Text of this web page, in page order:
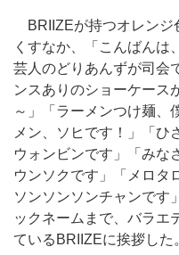
BRIIZEが持つオレンジ
くすなか、「こんばんは
芸人のどりあんずが司会
ンスありのショーケース
～」「ラーメンつけ麺、
メン、ソヒです！」「ひ
ウォンビンです」「みな
ウンソクです」「メロタ
ソンソンソンチャンです
ックネームまで、バラエ
ているBRIIZEに挨拶した